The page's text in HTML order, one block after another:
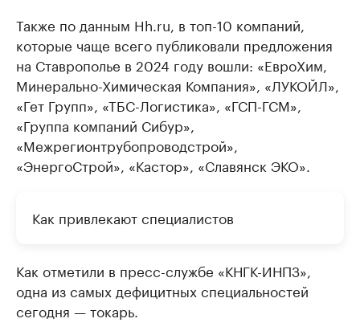
Также по данным Hh.ru, в топ-10 компаний,
которые чаще всего публиковали предложения
на Ставрополье в 2024 году вошли: «ЕвроХим,
Минерально-Химическая Компания», «ЛУКОЙЛ»,
«Гет Групп», «ТБС-Логистика», «ГСП-ГСМ»,
«Группа компаний Сибур»,
«Межрегионтрубопроводстрой»,
«ЭнергоСтрой», «Кастор», «Славянск ЭКО».
Как привлекают специалистов
Как отметили в пресс-службе «КНГК-ИНПЗ»,
одна из самых дефицитных специальностей
сегодня — токарь.